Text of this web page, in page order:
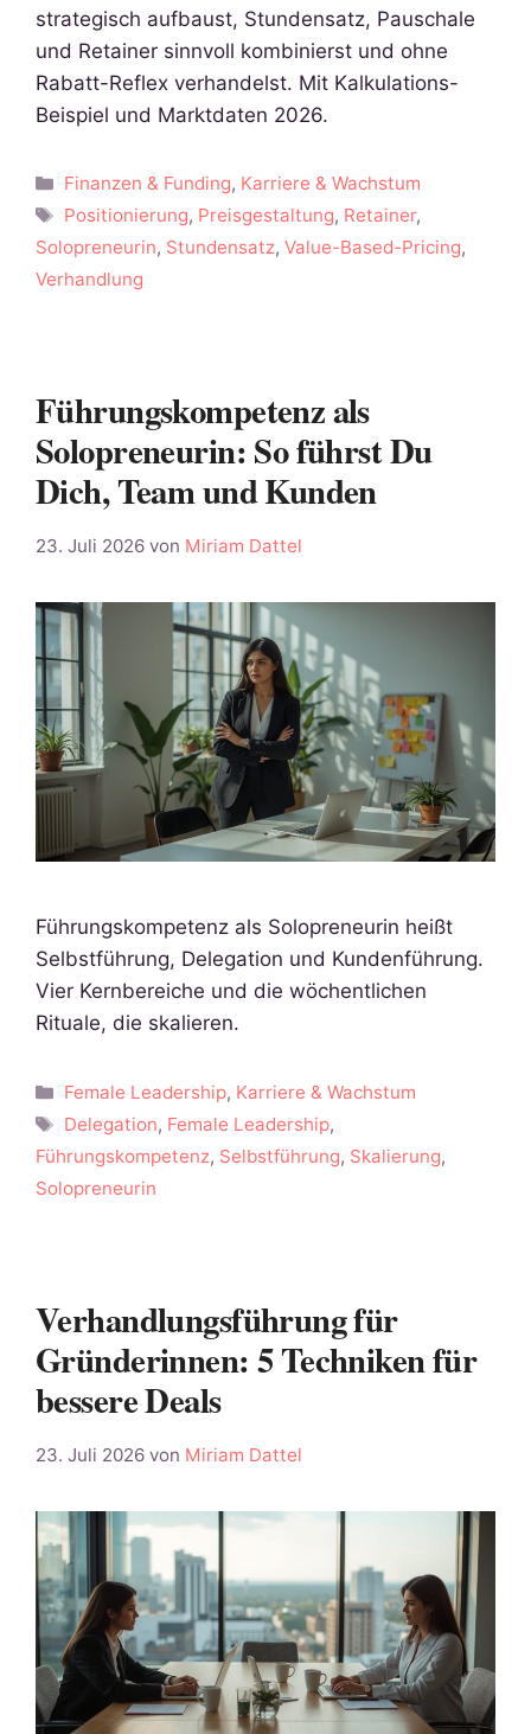
strategisch aufbaust, Stundensatz, Pauschale
und Retainer sinnvoll kombinierst und ohne
Rabatt-Reflex verhandelst. Mit Kalkulations-
Beispiel und Marktdaten 2026.
Kategorien
Finanzen & Funding, Karriere & Wachstum
Schlagwörter
Positionierung, Preisgestaltung, Retainer,
Solopreneurin, Stundensatz, Value-Based-Pricing,
Verhandlung
Führungskompetenz als
Solopreneurin: So führst Du
Dich, Team und Kunden
23. Juli 2026 von Miriam Dattel
Führungskompetenz als Solopreneurin heißt
Selbstführung, Delegation und Kundenführung.
Vier Kernbereiche und die wöchentlichen
Rituale, die skalieren.
Kategorien
Female Leadership, Karriere & Wachstum
Schlagwörter
Delegation, Female Leadership,
Führungskompetenz, Selbstführung, Skalierung,
Solopreneurin
Verhandlungsführung für
Gründerinnen: 5 Techniken für
bessere Deals
23. Juli 2026 von Miriam Dattel